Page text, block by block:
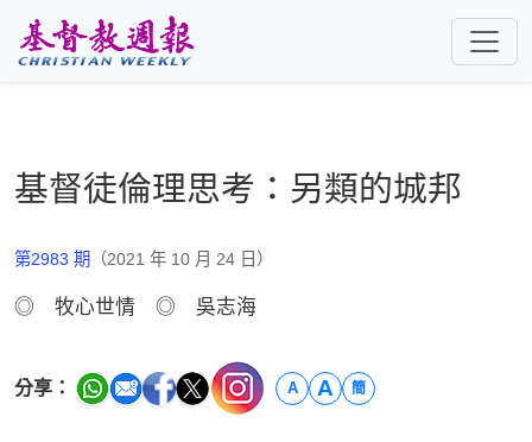
基督徒倫理思考：另類的城邦
第2983 期 （2021 年 10 月 24 日）
◎ 牧心世情 ◎ 吳志海
分享： A A 簡